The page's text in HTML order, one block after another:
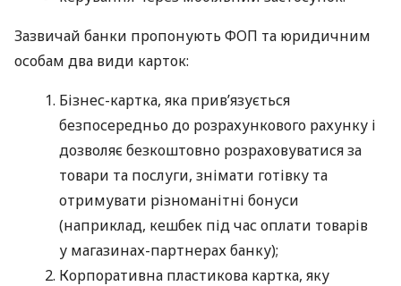
Зазвичай банки пропонують ФОП та юридичним
особам два види карток:
Бізнес-картка, яка прив’язується
безпосередньо до розрахункового рахунку і
дозволяє безкоштовно розраховуватися за
товари та послуги, знімати готівку та
отримувати різноманітні бонуси
(наприклад, кешбек під час оплати товарів
у магазинах-партнерах банку);
Корпоративна пластикова картка, яку